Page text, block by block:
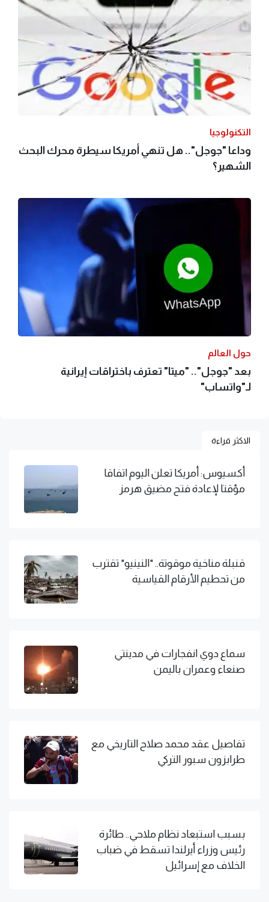
التكنولوجيا
وداعا "جوجل".. هل تنهي أمريكا سيطرة محرك البحث
الشهير؟
حول العالم
بعد "جوجل".. "ميتا" تعترف باختراقات إيرانية
لـ"واتساب"
الاكثر قراءة
أكسيوس: أمريكا تعلن اليوم اتفاقا
مؤقتا لإعادة فتح مضيق هرمز
قنبلة مناخية موقوتة.. "النينيو" تقترب
من تحطيم الأرقام القياسية
سماع دوي انفجارات في مدينتي
صنعاء وعمران باليمن
تفاصيل عقد محمد صلاح التاريخي مع
طرابزون سبور التركي
بسبب استبعاد نظام ملاحي.. طائرة
رئيس وزراء أيرلندا تسقط في ضباب
الخلاف مع إسرائيل